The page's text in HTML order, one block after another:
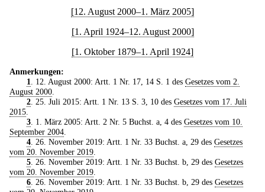
[12. August 2000–1. März 2005]
[1. April 1924–12. August 2000]
[1. Oktober 1879–1. April 1924]
Anmerkungen:
1
. 12. August 2000: Artt. 1 Nr. 17, 14 S. 1 des Gesetzes vom 2.
August 2000
2. 25. Juli 2015: Artt. 1 Nr. 13 S. 3, 10 des Gesetzes vom 17. Juli
2015
3. 1. März 2005: Artt. 2 Nr. 5 Buchst. a, 4 des Gesetzes vom 10.
September 2004
4. 26. November 2019: Artt. 1 Nr. 33 Buchst. a, 29 des Gesetzes
vom 20. November 2019
5. 26. November 2019: Artt. 1 Nr. 33 Buchst. b, 29 des Gesetzes
vom 20. November 2019
6. 26. November 2019: Artt. 1 Nr. 33 Buchst. b, 29 des Gesetzes